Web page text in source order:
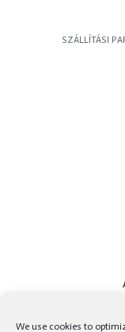
We use cookies to
SZÁLLÍTÁSI